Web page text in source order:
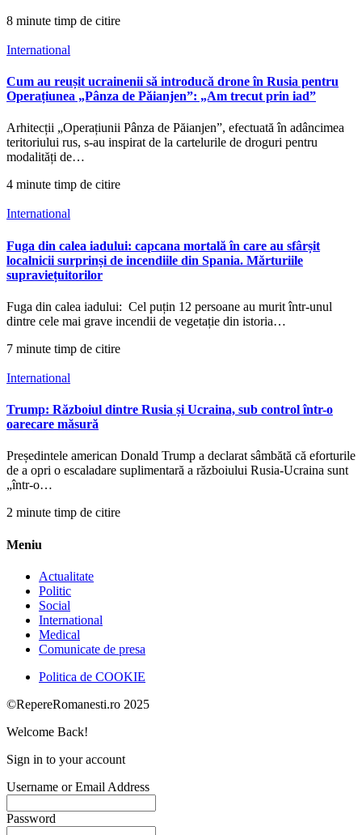
8 minute timp de citire
International
Cum au reușit ucrainenii să introducă drone în Rusia pentru
Operațiunea „Pânza de Păianjen”: „Am trecut prin iad”
Arhitecții „Operațiunii Pânza de Păianjen”, efectuată în adâncimea
teritoriului rus, s-au inspirat de la cartelurile de droguri pentru
modalități de…
4 minute timp de citire
International
Fuga din calea iadului: capcana mortală în care au sfârșit
localnicii surprinși de incendiile din Spania. Mărturiile
supraviețuitorilor
Fuga din calea iadului: Cel puțin 12 persoane au murit într-unul
dintre cele mai grave incendii de vegetație din istoria…
7 minute timp de citire
International
Trump: Războiul dintre Rusia și Ucraina, sub control într-o
oarecare măsură
Președintele american Donald Trump a declarat sâmbătă că eforturile
de a opri o escaladare suplimentară a războiului Rusia-Ucraina sunt
„într-o…
2 minute timp de citire
Meniu
Actualitate
Politic
Social
International
Medical
Comunicate de presa
Politica de COOKIE
©RepereRomanesti.ro 2025
Welcome Back!
Sign in to your account
Username or Email Address
Password